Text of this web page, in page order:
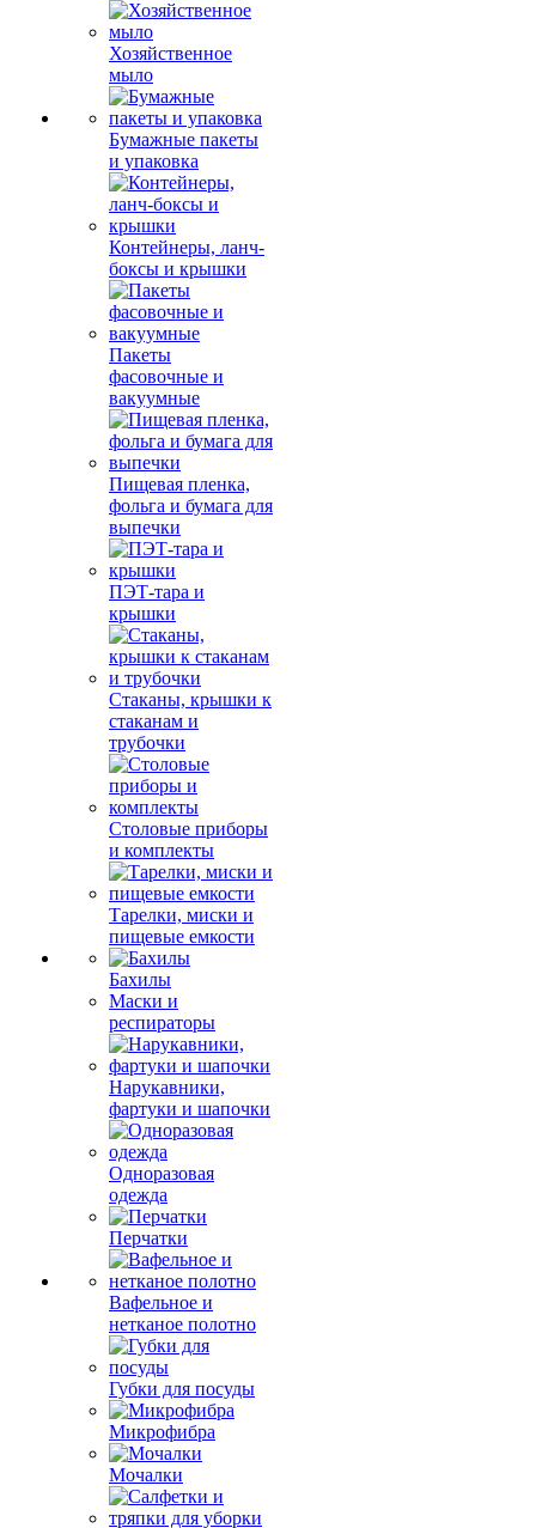
Хозяйственное
мыло
Бумажные пакеты
и упаковка
Контейнеры, ланч-
боксы и крышки
Пакеты
фасовочные и
вакуумные
Пищевая пленка,
фольга и бумага для
выпечки
ПЭТ-тара и
крышки
Стаканы, крышки к
стаканам и
трубочки
Столовые приборы
и комплекты
Тарелки, миски и
пищевые емкости
Бахилы
Маски и
респираторы
Нарукавники,
фартуки и шапочки
Одноразовая
одежда
Перчатки
Вафельное и
нетканое полотно
Губки для посуды
Микрофибра
Мочалки